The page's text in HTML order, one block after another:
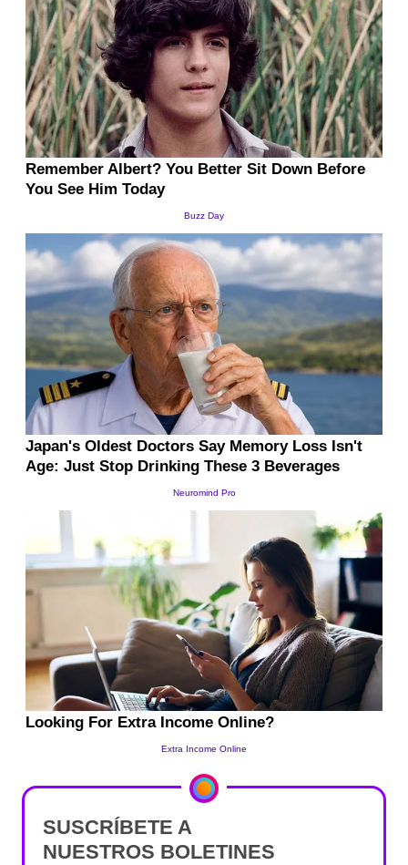
SUSCRÍBETE A
NUESTROS BOLETINES